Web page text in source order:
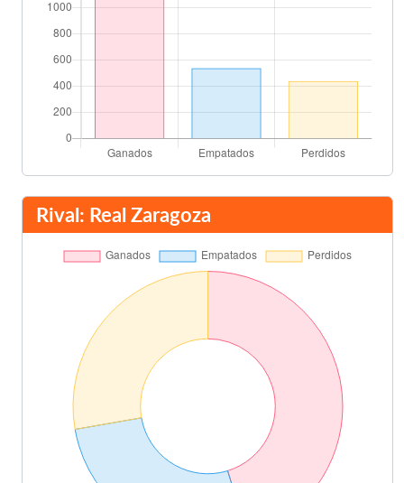
75'
Kily González
Solana
83'
Final del partido 90'
Rival: Real Zaragoza